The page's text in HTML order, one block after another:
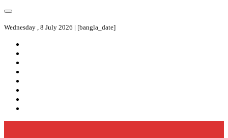
Wednesday , 8 July 2026 | [bangla_date]